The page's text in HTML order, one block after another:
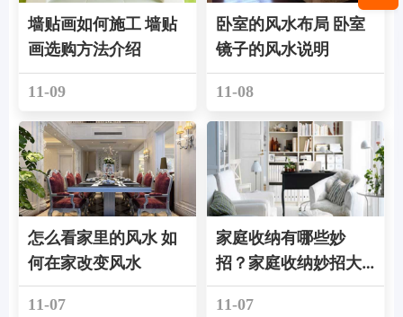
墙贴画如何施工 墙贴
画选购方法介绍
11-09
卧室的风水布局 卧室
镜子的风水说明
11-08
怎么看家里的风水 如
何在家改变风水
11-07
家庭收纳有哪些妙
招？家庭收纳妙招大
盘点
11-07